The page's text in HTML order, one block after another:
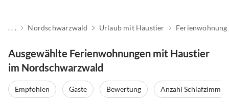
. . . Nordschwarzwald Urlaub mit Haustier Ferienwohnung
Ausgewählte Ferienwohnungen mit Haustier
im Nordschwarzwald
Empfohlen Gäste Bewertung Anzahl Schlafzimmer